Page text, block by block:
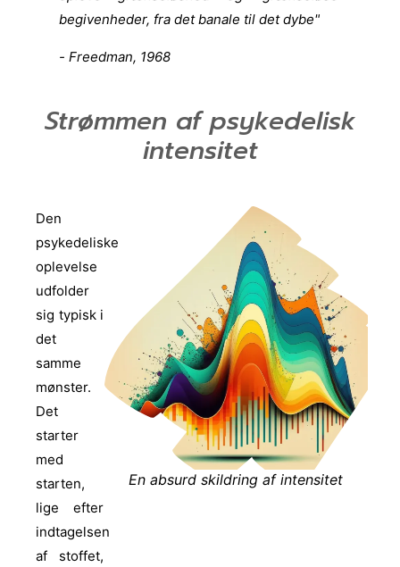
begivenheder, fra det banale til det dybe"
- Freedman, 1968
Strømmen af psykedelisk
intensitet
En absurd skildring af intensitet
Den
psykedeliske
oplevelse
udfolder
sig typisk i
det
samme
mønster.
Det
starter
med
starten,
lige efter
indtagelsen
af stoffet,